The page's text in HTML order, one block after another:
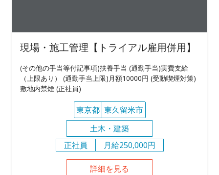
現場・施工管理【トライアル雇用併用】
(その他の手当等付記事項)扶養手当 (通勤手当)実費支給
（上限あり） (通勤手当上限)月額10000円 (受動喫煙対策)
敷地内禁煙 (正社員)
東京都 東久留米市
土木・建築
正社員
月給250,000円
詳細を見る